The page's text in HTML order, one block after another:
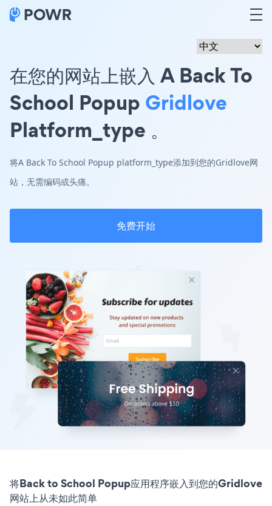
在您的网站上嵌入 A Back To
School Popup Gridlove
Platform_type 。
将A Back To School Popup platform_type添加到您的Gridlove网
站，无需编码或头痛。
免费开始
将Back to School Popup应用程序嵌入到您的Gridlove
网站上从未如此简单